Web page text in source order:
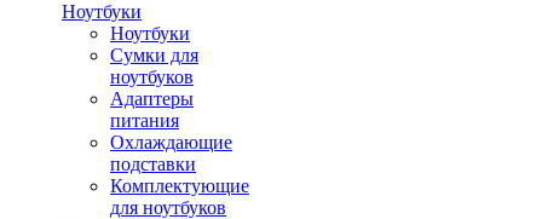
Ноутбуки
Ноутбуки
Сумки для
ноутбуков
Адаптеры
питания
Охлаждающие
подставки
Комплектующие
для ноутбуков